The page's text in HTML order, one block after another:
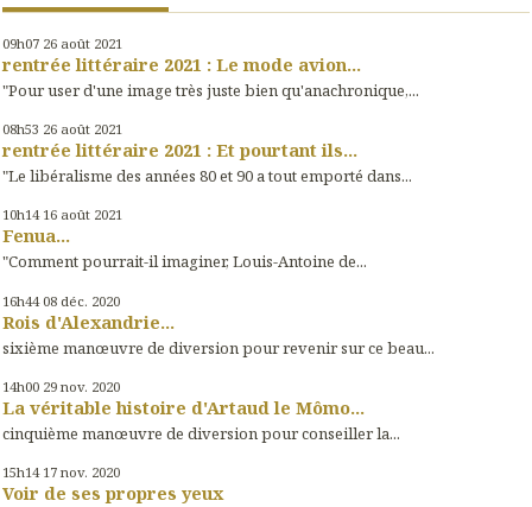
09h07 26 août 2021
rentrée littéraire 2021 : Le mode avion...
"Pour user d'une image très juste bien qu'anachronique,...
08h53 26 août 2021
rentrée littéraire 2021 : Et pourtant ils...
"Le libéralisme des années 80 et 90 a tout emporté dans...
10h14 16 août 2021
Fenua...
"Comment pourrait-il imaginer, Louis-Antoine de...
16h44 08 déc. 2020
Rois d'Alexandrie...
sixième manœuvre de diversion pour revenir sur ce beau...
14h00 29 nov. 2020
La véritable histoire d'Artaud le Mômo...
cinquième manœuvre de diversion pour conseiller la...
15h14 17 nov. 2020
Voir de ses propres yeux